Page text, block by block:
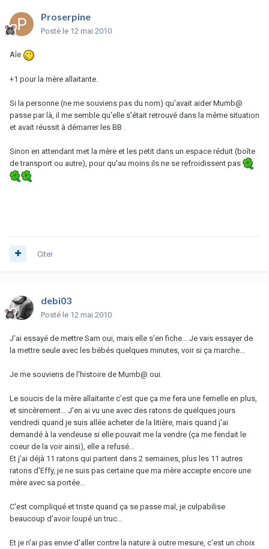
Proserpine
Posté le 12 mai 2010
Aîe
+1 pour la mère allaitante.
Si la personne (ne me souviens pas du nom) qu'avait aider Mumb@
passe par là, il me semble qu'elle s'était retrouvé dans la même situation
et avait réussit à démarrer les BB .
Sinon en attendant met la mère et les petit dans un espace réduit (boîte
de transport ou autre), pour qu'au moins ils ne se refroidissent pas
Citer
debi03
Posté le 12 mai 2010
J'ai essayé de mettre Sam oui, mais elle s'en fiche... Je vais essayer de
la mettre seule avec les bébés quelques minutes, voir si ça marche...
Je me souviens de l'histoire de Mumb@ oui.
Le soucis de la mère allaitante c'est que ça me fera une femelle en plus,
et sincèrement... J'en ai vu une avec des ratons de quelques jours
vendredi quand je suis allée acheter de la litière, mais quand j'ai
demandé à la vendeuse si elle pouvait me la vendre (ça me fendait le
coeur de la voir ainsi), elle a refusé...
Et j'ai déjà 11 ratons qui partent dans 2 semaines, plus les 11 autres
ratons d'Effy, je ne suis pas certaine que ma mère accepte encore une
mère avec sa portée...
C'est compliqué et triste quand ça se passe mal, je culpabilise
beaucoup d'avoir loupé un truc...
Et je n'ai pas envie d'aller contre la nature à outre mesure, c'est un choix